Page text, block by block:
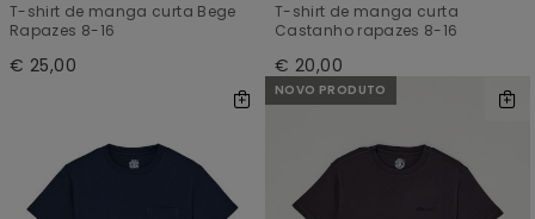
T-shirt de manga curta Bege
Rapazes 8-16
€ 25,00
T-shirt de manga curta
Castanho rapazes 8-16
€ 20,00
NOVO PRODUTO